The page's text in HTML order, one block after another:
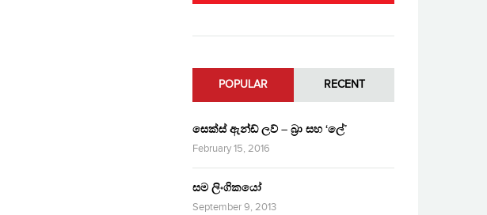
POPULAR RECENT
සෙක්ස් ඇන්ඩ් ලව් – බ්‍රා සහ ‘ලේ’
February 15, 2016
සම ලිංගිකයෝ
September 9, 2013